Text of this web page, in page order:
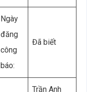
Ngày
đăng
công
báo:
Đã biết
Trần Anh